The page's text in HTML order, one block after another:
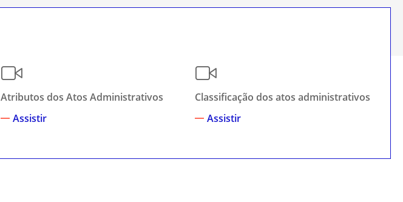
Atributos dos Atos Administrativos
Assistir
Classificação dos atos administrativos
Assistir